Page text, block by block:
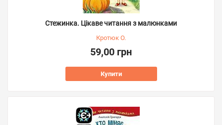
Стежинка. Цікаве читання з малюнками
Кротюк О.
59,00 грн
Купити